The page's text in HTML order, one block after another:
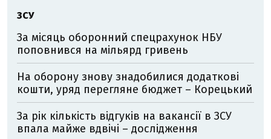
ЗСУ
За місяць оборонний спецрахунок НБУ
поповнився на мільярд гривень
На оборону знову знадобилися додаткові
кошти, уряд перегляне бюджет – Корецький
За рік кількість відгуків на вакансії в ЗСУ
впала майже вдвічі – дослідження